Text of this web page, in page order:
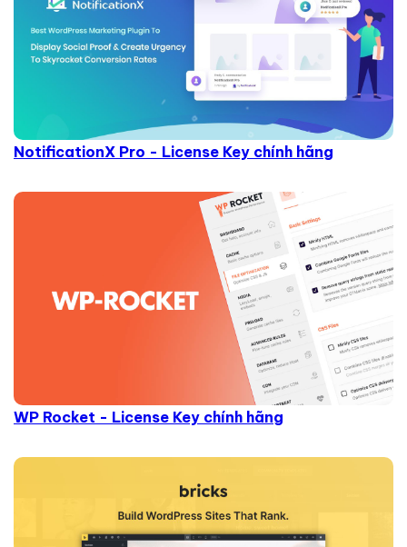
NotificationX Pro - License Key chính hãng
WP Rocket - License Key chính hãng